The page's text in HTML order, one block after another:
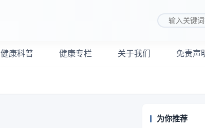
搜索关键词
健康科普 健康专栏 关于我们 免责声
为你推荐